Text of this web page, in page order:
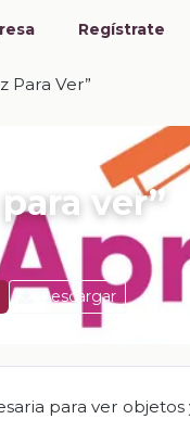
Regístrate
Para Ver”
ver”
Descargar
para ver objetos